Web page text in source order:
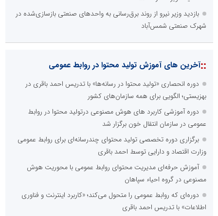
بازدید وزیر نیرو از روند برق‌رسانی به واحدهای صنعتی بازسازی‌شده در
شهرک صنعتی شمس‌آباد
::آخرین های آموزش تولید محتوا در روابط عمومی
دوره انحصاری «تولید محتوا در رسانه‌ها» با تدریس احمد باقری در
بهزیستی؛ الگویی برای همه سازمان‌های کشور
دوره آموزشی کاربرد های هوش مصنوعی درتولید محتوا در روابط
عمومی در سازمان انتقال خون برگزار شد
برگزاری دوره تخصصی تولید محتوای چندرسانه‌ای برای روابط عمومی
وزارت اقتصاد و دارایی توسط احمد باقری
آموزش حرفه‌ای مدیریت محتوای روابط عمومی با محوریت هوش
مصنوعی در گروه احیاء سپاهان
دوره‌ای که روابط عمومی را متحول می‌کند؛ «کاربرد اینترنت و فناوری
اطلاعات» با تدریس احمد باقری